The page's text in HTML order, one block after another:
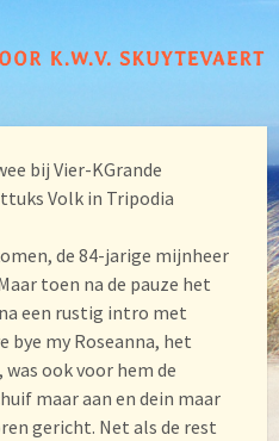
bij Vier-KGrande
Volk in Tripodia
de 84-jarige mijnheer
toen na de pauze het
een rustig intro met
bye my Roseanna, het
ook voor hem de
maar aan en dein maar
gericht. Net als de rest